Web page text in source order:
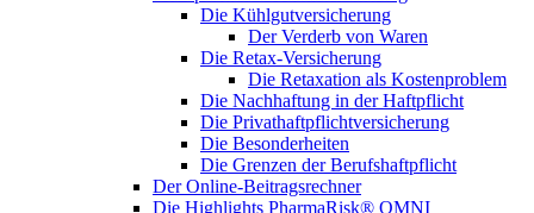
Die Kühlgutversicherung
Der Verderb von Waren
Die Retax-Versicherung
Die Retaxation als Kostenproblem
Die Nachhaftung in der Haftpflicht
Die Privathaftpflichtversicherung
Die Besonderheiten
Die Grenzen der Berufshaftpflicht
Der Online-Beitragsrechner
Die Highlights PharmaRisk® OMNI